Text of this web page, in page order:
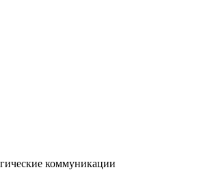
коммуникации